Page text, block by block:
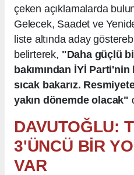
çeken açıklamalarda
Gelecek, Saadet ve
liste altında aday
belirterek, "Daha güçlü
bakımından İYİ
sıcak bakarız.
yakın dönemde olacak"
DAVUTOĞLU:
3'ÜNCÜ BİR
VAR